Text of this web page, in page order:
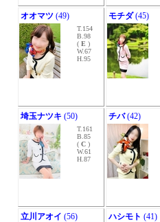
オオマツ (49)
T.154
B.98
( E )
W.67
H.95
モチダ(45)
埼玉ナツキ (50)
T.161
B.85
( C )
W.61
H.87
チバ(42)
立川アオイ (56) ハシモト (41)